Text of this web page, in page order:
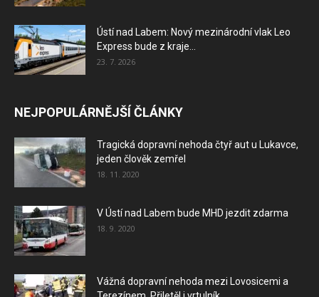
Ústí nad Labem: Nový mezinárodní vlak Leo
Express bude z kraje...
23. 7. 2026
NEJPOPULÁRNĚJŠÍ ČLÁNKY
Tragická dopravní nehoda čtyř aut u Lukavce,
jeden člověk zemřel
18. 11. 2020
V Ústí nad Labem bude MHD jezdit zdarma
18. 9. 2020
Vážná dopravní nehoda mezi Lovosicemi a